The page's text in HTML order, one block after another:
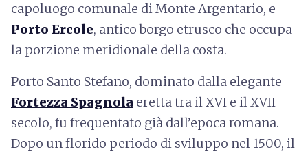
capoluogo comunale di Monte Argentario, e
Porto Ercole, antico borgo etrusco che occupa
la porzione meridionale della costa.
Porto Santo Stefano, dominato dalla elegante
Fortezza Spagnola eretta tra il XVI e il XVII
secolo, fu frequentato già dall’epoca romana.
Dopo un florido periodo di sviluppo nel 1500, il